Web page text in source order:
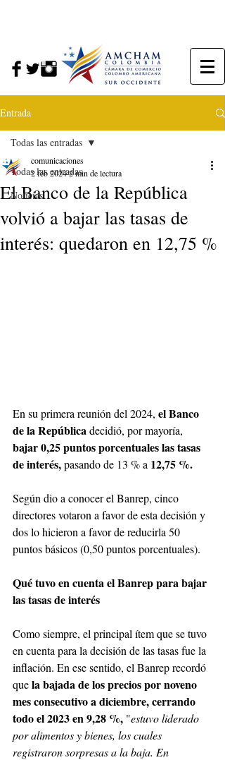
Entrada
Todas las entradas
Noticias
Todas las entradas
El Banco de la República
volvió a bajar las tasas de
interés: quedaron en 12,75 %
comunicaciones
2 feb 20242 min de lectura
En su primera reunión del 2024, el Banco
de la República decidió, por mayoría,
bajar 0,25 puntos porcentuales las tasas
de interés, pasando de 13 % a 12,75 %.
Según dio a conocer el Banrep, cinco
directores votaron a favor de esta decisión y
dos lo hicieron a favor de reducirla 50
puntos básicos (0,50 puntos porcentuales).
Qué tuvo en cuenta el Banrep para bajar
las tasas de interés
Como siempre, el principal ítem que se tuvo
en cuenta para la decisión de las tasas fue la
inflación. En ese sentido, el Banrep recordó
que la bajada de los precios por noveno
mes consecutivo a diciembre, cerrando
todo el 2023 en 9,28 %, "estuvo liderado
por alimentos y bienes, los cuales
registraron sorpresas a la baja. En